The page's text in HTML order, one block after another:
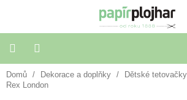
Balení
dárků
Domů / Dekorace a doplňky /
Dětské
Rex London